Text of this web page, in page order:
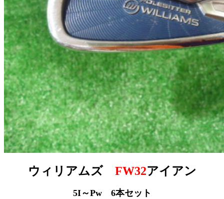
ウィリアムズ FW32アイアン
5I～Pw 6本セット